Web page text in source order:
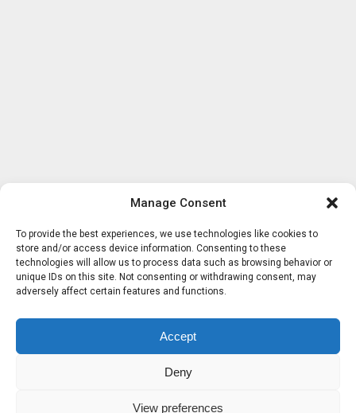
Manage Consent
To provide the best experiences, we use technologies like cookies to
store and/or access device information. Consenting to these
technologies will allow us to process data such as browsing behavior or
unique IDs on this site. Not consenting or withdrawing consent, may
adversely affect certain features and functions.
Accept
Deny
View preferences